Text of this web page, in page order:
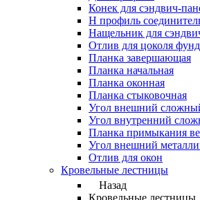
Конек для сэндвич-
Н профиль
Нащельник для
Отлив для цоколя
Планка завершающая
Планка начальная
Планка оконная
Планка стыковочная
Угол внешний
Угол внутренний
Планка примыкания
Угол внешний
Отлив для окон
Кровельные лестницы
Назад
Кровельные лестницы